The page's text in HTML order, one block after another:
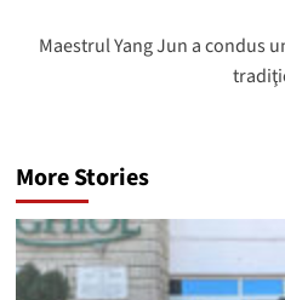
Maestrul Yang Jun a condus
More Stories